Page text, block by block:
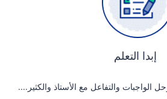
إبدا التعلم
الواجبات والتفاعل مع الأستاذ والكثير....